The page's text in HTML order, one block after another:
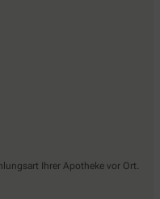
Ihrer Apotheke vor Ort.